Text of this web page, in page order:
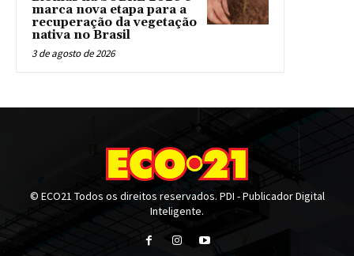
marca nova etapa para a
recuperação da vegetação
nativa no Brasil
3 de agosto de 2026
© ECO21 Todos os direitos reservados. PDI - Publicador Digital
Inteligente.